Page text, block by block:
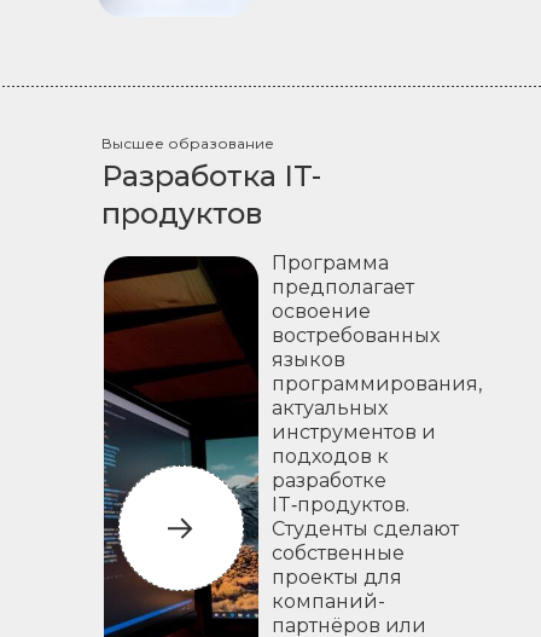
Разработка IT-
продуктов
Программа
предполагает
освоение
востребованных
языков
программирования,
актуальных
инструментов и
подходов к
разработке
IT‑продуктов.
Студенты сделают
собственные
проекты для
компаний-
партнёров или
Высшее образование